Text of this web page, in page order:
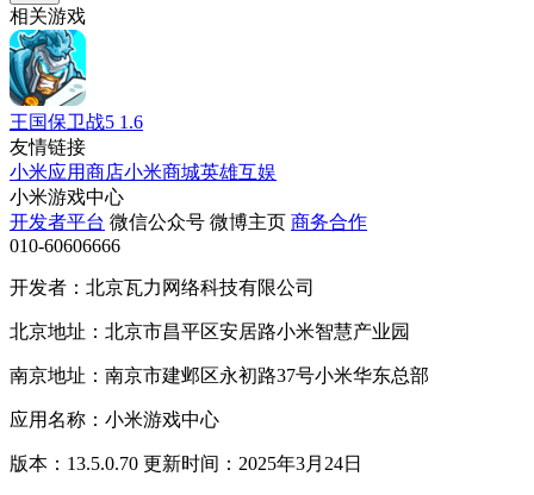
相关游戏
王国保卫战5 1.6
友情链接
小米应用商店小米商城英雄互娱
小米游戏中心
开发者平台 微信公众号 微博主页 商务合作
010-60606666
开发者：北京瓦力网络科技有限公司
北京地址：北京市昌平区安居路小米智慧产业园
南京地址：南京市建邺区永初路37号小米华东总部
应用名称：小米游戏中心
版本：13.5.0.70 更新时间：2025年3月24日